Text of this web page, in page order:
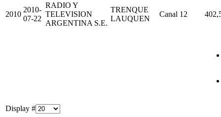
Display #
2010
2010-
07-22
RADIO Y
TELEVISION
ARGENTINA S.E.
TRENQUE
LAUQUEN
Canal 12